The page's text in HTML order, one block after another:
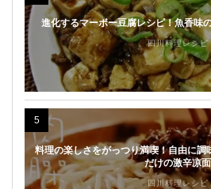
進化するマーボー豆腐レシピ！魚香味
四川料理レシピ
5
料理の楽しさをがっつり満喫！自由に調
だけの激辛凉面
四川料理レシピ